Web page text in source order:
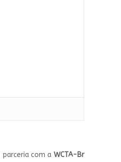
com a WCTA-Br